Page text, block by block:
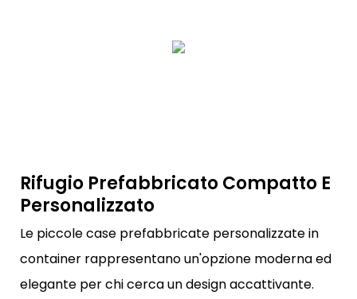
Rifugio Prefabbricato Compatto E
Personalizzato
Le piccole case prefabbricate personalizzate in
container rappresentano un'opzione moderna ed
elegante per chi cerca un design accattivante.